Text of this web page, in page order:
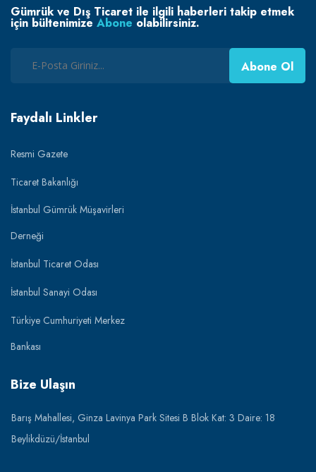
Gümrük ve Dış Ticaret ile ilgili haberleri takip etmek
için bültenimize Abone olabilirsiniz.
Abone Ol
Faydalı Linkler
Resmi Gazete
Ticaret Bakanlığı
İstanbul Gümrük Müşavirleri
Derneği
İstanbul Ticaret Odası
İstanbul Sanayi Odası
Türkiye Cumhuriyeti Merkez
Bankası
Bize Ulaşın
Barış Mahallesi, Ginza Lavinya Park Sitesi B Blok Kat: 3 Daire: 18
Beylikdüzü/İstanbul